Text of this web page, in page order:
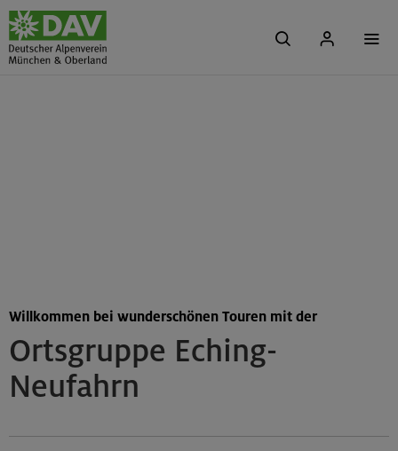
Ortsgruppe Eching-
Neufahrn
Willkommen bei wunderschönen Touren mit der